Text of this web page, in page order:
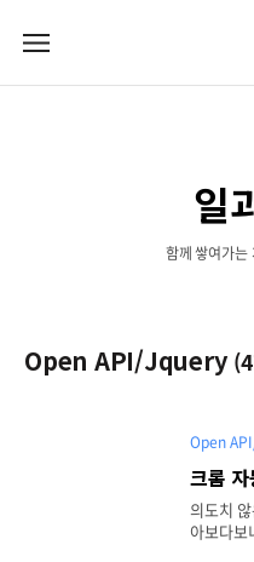
메
일
함께 쌓여가는
Open API/Jquery
Open
크롬
의도치
아보다